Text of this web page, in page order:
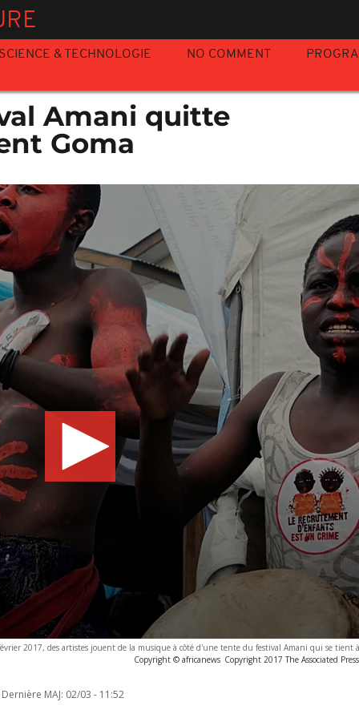
SCIENCE & TECHNOLOGIE NO COMMENT
Amani quitte
Goma
2017, des artistes jouent de la musique à côté d'une tente du festival Amani qui se tient
Copyright © africanews Copyright 2017 The Associated
Dernière MAJ: 02/03 - 11:52